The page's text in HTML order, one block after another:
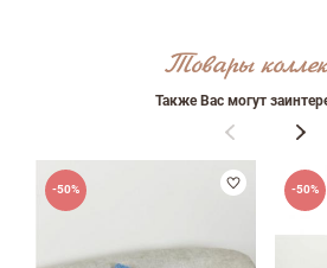
Товары
Также Вас могут
-50% -50%
Достоинства